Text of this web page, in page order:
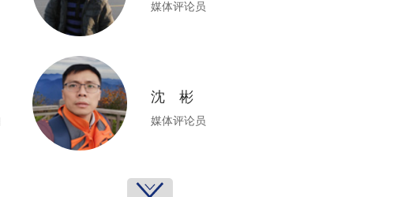
媒体评论员
沈 彬
媒体评论员